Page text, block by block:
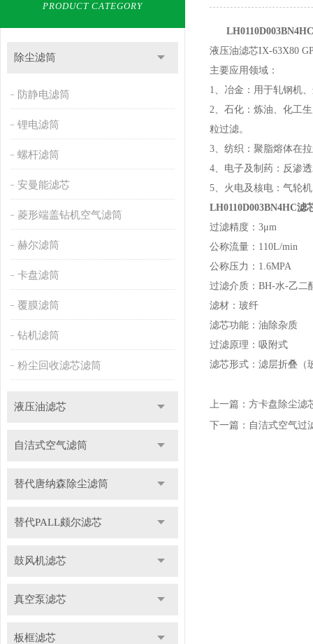
PRODUCT CATEGORY
除尘滤筒
防静电滤筒
锂电滤筒
螺杆滤筒
安曼能滤芯
菱形端盖钻机空气滤筒
赫尔滤筒
卡盘滤筒
覆膜滤筒
钻机滤筒
粉尘回收滤芯滤筒
液压油滤芯
自洁式空气滤筒
替代唐纳森除尘滤筒
替代PALL颇尔滤芯
鼓风机滤芯
真空泵滤芯
板框滤芯
液压油滤芯IX-63X80
主要应用领域：
1、冶金：用于轧钢机
2、石化：炼油、化工
粒过滤。
3、纺织：聚脂熔体在
4、电子及制药：反渗
5、火电及核电：气轮
LH0110D003BN4HC滤
过滤精度：3μm
公称流量：110L/min
公称压力：1.6MPA
过滤介质：BH-水-乙
滤材：玻纤
滤芯功能：油除杂质
过滤原理：吸附式
滤芯形式：滤层折叠（
上一篇： 方卡盘除尘滤
下一篇： 自洁式空气过